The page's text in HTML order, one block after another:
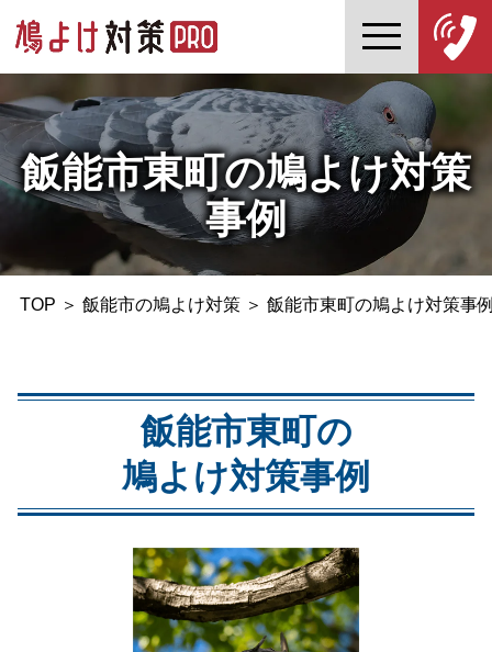
飯能市東町の鳩よけ対策
事例
TOP ＞ 飯能市の鳩よけ対策＞ 飯能市東町の鳩よけ対策事
飯能市東町の
鳩よけ対策事例